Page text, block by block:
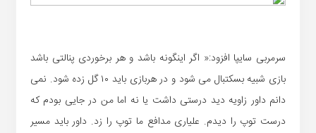
سرمربی سایپا افزود:« اگر اینگونه باشد و هر برخوردی پنالتی باشد
بازی شبیه بسکتبال می شود و در هربازی باید ۱۰ گل زده شود. نمی
دانم داور زاویه دید درستی داشت یا نه اما من در جایی بودم که
درست توپ را دیدم. علیاری مدافع ما توپ را زد. داور باید مسیر